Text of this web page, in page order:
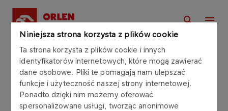
Niniejsza strona korzysta z plików cookie
Ta strona korzysta z plików cookie i innych
identyfikatorów internetowych, które mogą zawierać
dane osobowe. Pliki te pomagają nam ulepszać
funkcje i użyteczność naszej strony internetowej.
Ponadto dzięki nim możemy oferować
spersonalizowane usługi, tworząc anonimowe
Strona główna